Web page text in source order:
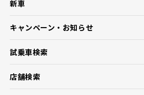
新車
キャンペーン・お知らせ
試乗車検索
店舗検索